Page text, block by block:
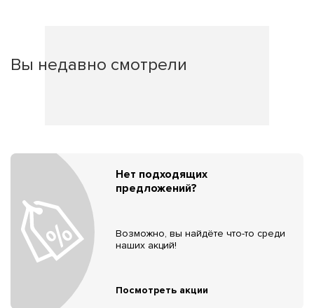
Вы недавно смотрели
Нет подходящих
предложений?
Возможно, вы найдёте что-то среди
наших акций!
Посмотреть акции